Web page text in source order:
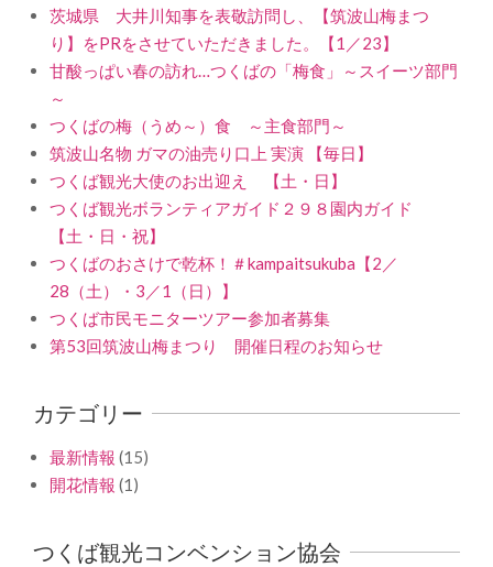
茨城県 大井川知事を表敬訪問し、【筑波山梅まつ
り】をPRをさせていただきました。【1／23】
甘酸っぱい春の訪れ…つくばの「梅食」～スイーツ部門
～
つくばの梅（うめ～）食 ～主食部門～
筑波山名物 ガマの油売り口上 実演 【毎日】
つくば観光大使のお出迎え 【土・日】
つくば観光ボランティアガイド２９８園内ガイド
【土・日・祝】
つくばのおさけで乾杯！＃kampaitsukuba【2／
28（土）・3／1（日）】
つくば市民モニターツアー参加者募集
第53回筑波山梅まつり 開催日程のお知らせ
カテゴリー
最新情報 (15)
開花情報 (1)
つくば観光コンベンション協会